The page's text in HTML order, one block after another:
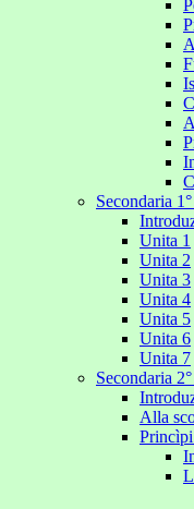
Secondaria
Unita 1
Unita 2
Unita 3
Unita 4
Unita 5
Unita 6
Unita 7
Secondaria
Alla